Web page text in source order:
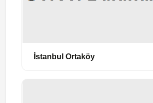
İstanbul Ortaköy